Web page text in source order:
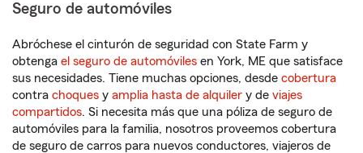
Seguro de automóviles
Abróchese el cinturón de seguridad con State Farm y
obtenga el seguro de automóviles en York, ME que satisface
sus necesidades. Tiene muchas opciones, desde cobertura
contra choques y amplia hasta de alquiler y de viajes
compartidos. Si necesita más que una póliza de seguro de
automóviles para la familia, nosotros proveemos cobertura
de seguro de carros para nuevos conductores, viajeros de